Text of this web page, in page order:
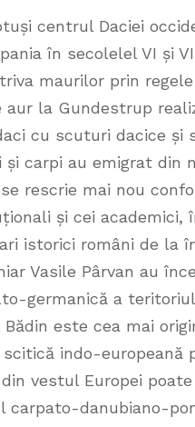
centrul Daciei
în secolelel VI și
maurilor prin regele
la Gundestrup
cu scuturi dacice și
carpi au emigrat din
rescrie mai nou
și cei academici,
istorici români de la
Vasile Pârvan au
germanică a
este cea mai
indo-europeană
vestul Europei
danubiano-